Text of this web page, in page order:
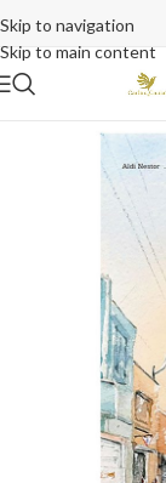
Skip to navigation
Skip to main content